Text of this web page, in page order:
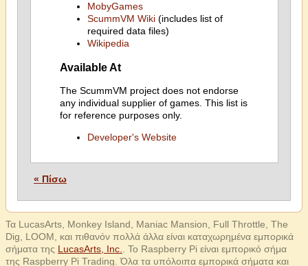
MobyGames
ScummVM Wiki(includes list of
required data files)
Wikipedia
Available At
The ScummVM project does not endorse
any individual supplier of games. This list is
for reference purposes only.
Developer's Website
« Πίσω
Τα LucasArts, Monkey Island, Maniac Mansion, Full Throttle, The
Dig, LOOM, και πιθανόν πολλά άλλα είναι καταχωρημένα εμπορικά
σήματα της LucasArts, Inc.
. Το Raspberry Pi είναι εμπορικό σήμα
της Raspberry Pi Trading. Όλα τα υπόλοιπα εμπορικά σήματα και